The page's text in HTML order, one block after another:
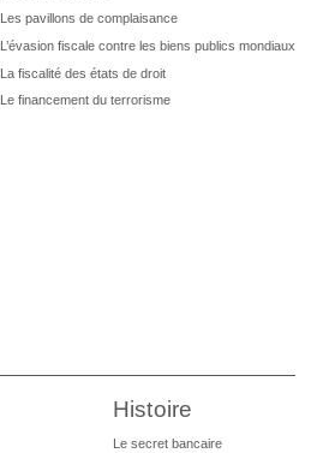
Les pavillons de complaisance
L’évasion fiscale contre les biens publics mondiaux
La fiscalité des états de droit
Le financement du terrorisme
Histoire
Le secret bancaire